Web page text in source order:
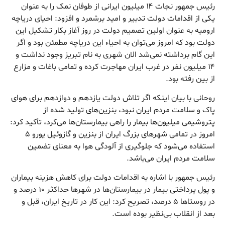
رئیس جمهور نجات ۱۴ میلیون ایرانی از طوفان نمک را به عنوان
یکی از اقدامات دولت تدبیر و امید برشمرد و افزود: احیای دریاچه
ارومیه به عنوان اولین تصمیم دولت در روز آغاز بکار تشکیل این
دولت بود که امروز می‌توان به احیاء این دریاچه مطمئن بود و اگر
این گام برداشته نمی‌شد الان شهری به نام تبریز وجود نداشت و
۱۴ میلیون نفر در غرب ایران مهاجرت کرده و تمامی باغات و مزارع
از بین رفته بود.
روحانی با بیان اینکه اگر تلاش دولت یازدهم و دوازدهم برای هوای
پاک و سلامت مردم ایران نبود، بنزین‌های تولید شده از
پتروشیمی میلیون‌ها بیمار را راهی بیمارستان‌ها می‌کرد، تأکید کرد:
امروز در تمامی شهرهای بزرگ ایران از بنزین و گازوئیل یورو ۵
استفاده می‌شود که جلوگیری از آلودگی هوا به معنای تضمین
سلامت مردم ایران می‌باشد.
رئیس جمهور با اشاره به اقدامات دولت برای کاهش هزینه بیماران
و پول پرداختی بیمار در بیمارستان‌ها در شهرها حداکثر ۱۰ درصد و
در روستاها ۵ درصد، تصریح کرد: این کار در تاریخ ایران، قبل و
بعد از انقلاب بی‌نظیر بوده است.